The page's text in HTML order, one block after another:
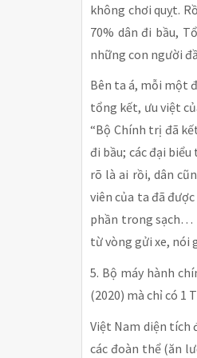
không chơi quỵt.
70% dân đi bầu,
những con người
Bên ta á, mỗi một
tổng kết, ưu việt
“Bộ Chính trị đã
đi bầu; các đại
rõ là ai rồi, dân
viên của ta đã
phần trong sạch…
từ vòng gửi xe, nói
5. Bộ máy hành
(2020) mà chỉ có 1
Việt Nam diện tích
các đoàn thể (ăn